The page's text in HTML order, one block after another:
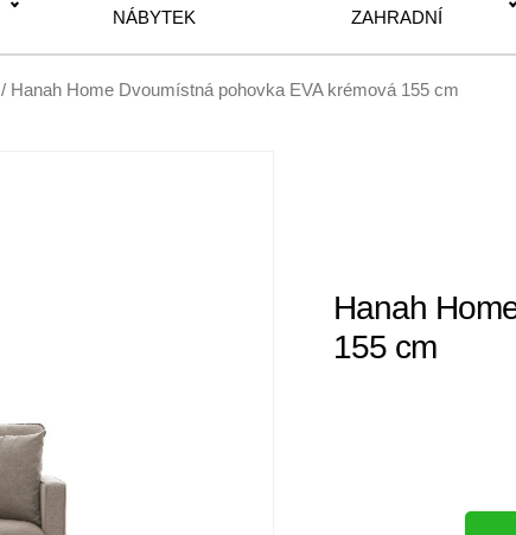
NÁBYTEK
ZAHRADNÍ
/ Hanah Home Dvoumístná pohovka EVA krémová 155 cm
Hanah
155 cm